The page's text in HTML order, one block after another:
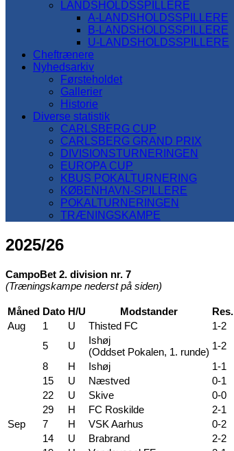
LANDSHOLDSSPILLERE
A-LANDSHOLDSSPILLERE
B-LANDSHOLDSSPILLERE
U-LANDSHOLDSSPILLERE
Cheftrænere
Nyhedsarkiv
Førsteholdet
Gallerier
Historie
Diverse statistik
CARLSBERG CUP
CARLSBERG GRAND PRIX
DIVISIONSTURNERINGEN
EUROPA CUP
KBUS POKALTURNERING
KØBENHAVN-SPILLERE
POKALTURNERINGEN
TRÆNINGSKAMPE
2025/26
CampoBet 2. division nr. 7
(Træningskampe nederst på siden)
Måned Dato H/U Modstander Res.
Aug
1 U Thisted FC 1-2
5
U
Ishøj
(Oddset Pokalen, 1. runde)
1-2
8
H Ishøj 1-1
15
U Næstved 0-1
22
U Skive 0-0
29
H FC Roskilde 2-1
Sep
7 H VSK Aarhus 0-2
14
U Brabrand 2-2